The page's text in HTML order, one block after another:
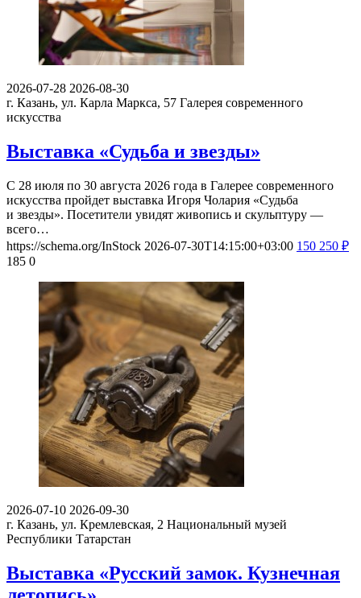
2026-07-28 2026-08-30
г. Казань, ул. Карла Маркса, 57 Галерея современного
искусства
Выставка «Судьба и звезды»
С 28 июля по 30 августа 2026 года в Галерее современного
искусства пройдет выставка Игоря Чолария «Судьба
и звезды». Посетители увидят живопись и скульптуру —
всего…
https://schema.org/InStock 2026-07-30T14:15:00+03:00 150 250 ₽
185 0
2026-07-10 2026-09-30
г. Казань, ул. Кремлевская, 2 Национальный музей
Республики Татарстан
Выставка «Русский замок. Кузнечная